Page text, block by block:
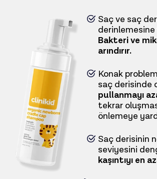
Saç ve saç
Bakteri ve
arındırır.
Konak
saç derisinde
pullanmayı
tekrar
önlemeye
Saç derisinin
seviyesini
kaşıntıyı en